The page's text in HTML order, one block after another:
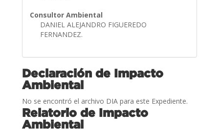
Consultor Ambiental
DANIEL ALEJANDRO FIGUEREDO
FERNANDEZ.
Declaración de Impacto
Ambiental
No se encontró el archivo DIA para este Expediente.
Relatorio de Impacto
Ambiental